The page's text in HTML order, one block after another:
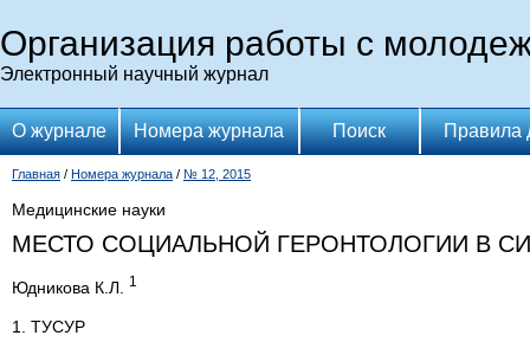
Организация работы с
Электронный научный журнал
О журнале Номера журнала Поиск Правила
Главная / Номера журнала / № 12, 2015
Медицинские науки
МЕСТО СОЦИАЛЬНОЙ ГЕРОНТОЛОГИИ В
Юдникова К.Л. 1
1. ТУСУР